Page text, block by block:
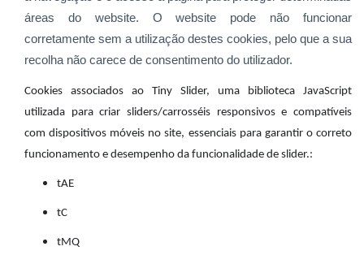
áreas do website. O website pode não funcionar
corretamente sem a utilização destes cookies, pelo que a sua
recolha não carece de consentimento do utilizador.
Cookies associados ao Tiny Slider, uma biblioteca JavaScript
utilizada para criar sliders/carrosséis responsivos e compatíveis
com dispositivos móveis no site, essenciais para garantir o correto
funcionamento e desempenho da funcionalidade de slider.:
tAE
tC
tMQ